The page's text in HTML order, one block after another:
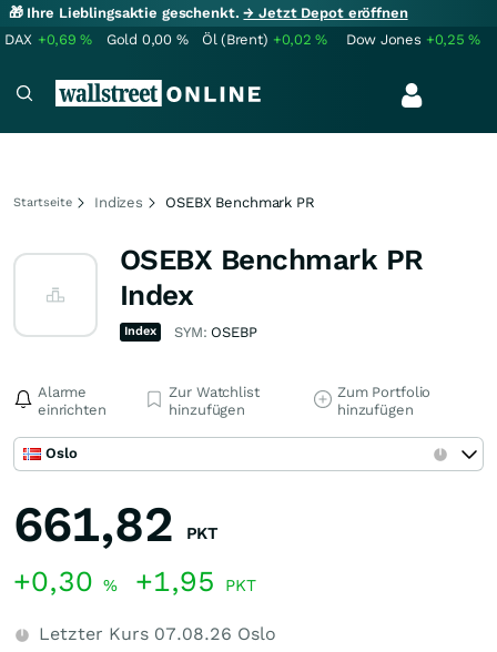
🎁 Ihre Lieblingsaktie geschenkt.→ Jetzt Depot eröffnen
DAX +0,69% Gold 0,00 % Öl (Brent) +0,02% Dow Jones +0,25%
Startseite Indizes OSEBX Benchmark PR
OSEBX Benchmark PR
Index
Index SYM: OSEBP
Alarme
einrichten
Zur Watchlist
hinzufügen
Zum Portfolio
hinzufügen
Oslo
661,82 PKT
+0,30 % +1,95 PKT
Letzter Kurs 07.08.26 Oslo